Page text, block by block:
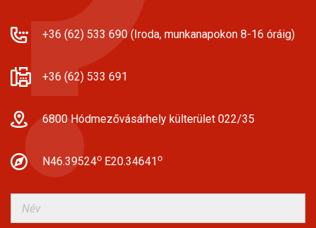
+36 (62) 533 690 (Iroda, munkanapokon 8-16 óráig)
+36 (62) 533 691
6800 Hódmezővásárhely külterület 022/35
N46.39524o E20.34641 o